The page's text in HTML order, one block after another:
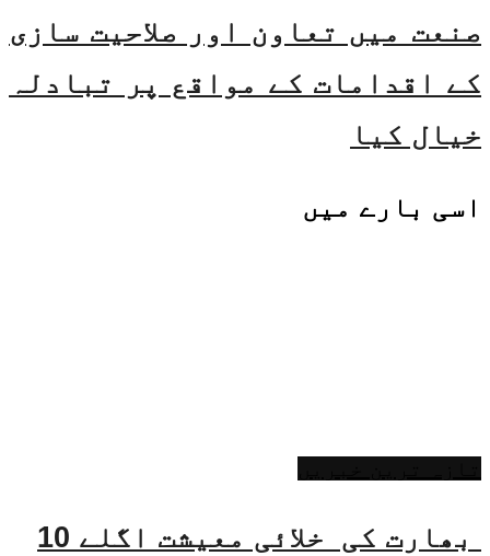
صنعت میں تعاون اور صلاحیت سازی
کے اقدامات کے مواقع پر تبادلہ
خیال کیا
اسی بارے میں
بھارت کی خلائی معیشت اگلے 10